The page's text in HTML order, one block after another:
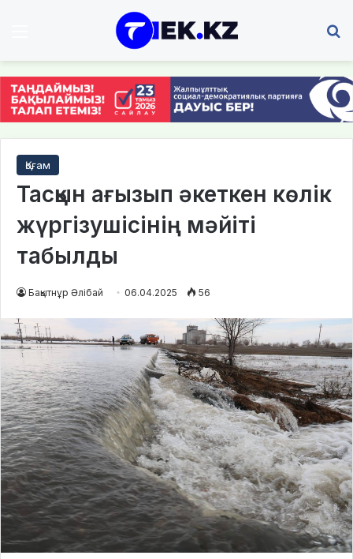
Қоғам
Тасқын ағызып әкеткен көлік
жүргізушісінің мәйіті
табылды
Бақытнұр Әлібай 06.04.2025 56